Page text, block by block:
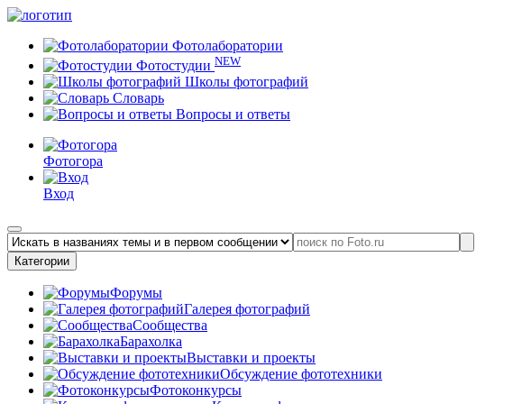
Фотолаборатории
Фотостудии NEW
Школы фотографий
Словарь
Вопросы и ответы
Фотогора
Вход
Категории
Форумы
Галерея фотографий
Сообщества
Барахолка
Выставки и проекты
Обсуждение фототехники
Фотоконкурсы